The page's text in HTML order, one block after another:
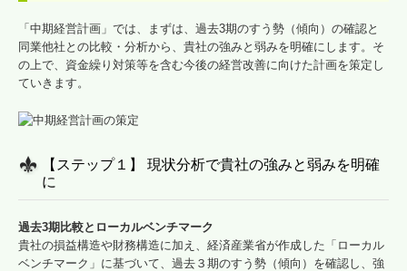
「中期経営計画」では、まずは、過去3期のすう勢（傾向）の確認と
同業他社との比較・分析から、貴社の強みと弱みを明確にします。そ
の上で、資金繰り対策等を含む今後の経営改善に向けた計画を策定し
ていきます。
【ステップ１】 現状分析で貴社の強みと弱みを明確
に
過去3期比較とローカルベンチマーク
貴社の損益構造や財務構造に加え、経済産業省が作成した「ローカル
ベンチマーク」に基づいて、過去３期のすう勢（傾向）を確認し、強